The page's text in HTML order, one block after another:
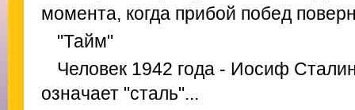
момента, когда прибой побед
"Тайм"
Человек 1942 года - Иосиф
означает "сталь"...